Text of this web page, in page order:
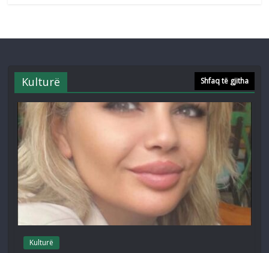
Kulturë Shfaq të gjitha
Kulturë